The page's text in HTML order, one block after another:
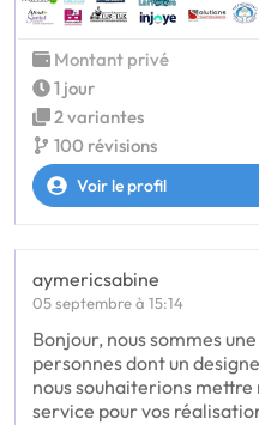
Montant privé
1 jour
2 variantes
100 révisions
Voir le profil
aymericsabine
05 septembre à 15:14
Bonjour, nous sommes
personnes dont un
nous souhaiterions
service pour vos